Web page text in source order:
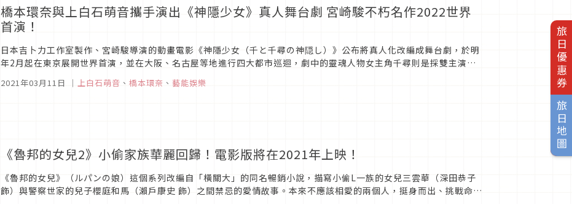
旅日優惠券
旅日地圖
橋本環奈與上白石萌音攜手演出《神隱少女》真人舞台劇 宮崎駿不朽名作2022世界
首演！
日本吉卜力工作室製作、宮崎駿導演的動畫電影《神隱少女（千と千尋の神隠し）》公布將真人化改編成舞台劇，於明
年2月起在東京展開世界首演，並在大阪、名古屋等地進行四大都市巡迴，劇中的靈魂人物女主角千尋則是採雙主演模
2021年03月11日 ｜ 上白石萌音 、 橋本環奈 、 藝能娛樂
《魯邦的女兒2》小偷家族華麗回歸！電影版將在2021年上映！
《魯邦的女兒》（ルパンの娘）這個系列改編自「橫關大」的同名暢銷小說，描寫小偷L一族的女兒三雲華（深田恭子
飾）與警察世家的兒子櫻庭和馬（瀨戶康史 飾）之間禁忌的愛情故事。本來不應該相愛的兩個人，挺身而出、挑戰命運